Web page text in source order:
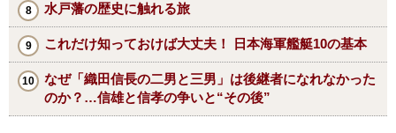
水戸藩の歴史に触れる旅
これだけ知っておけば大丈夫！ 日本海軍艦艇10の基本
なぜ「織田信長の二男と三男」は後継者になれなかった
のか？…信雄と信孝の争いと“その後”